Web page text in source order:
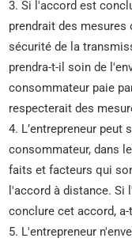
3. Si l'accord est
prendrait des
sécurité de la
prendra-t-il soin de
consommateur paie
respecterait des
4. L’entrepreneur peut
consommateur, dans
faits et facteurs qui
l'accord à distance. Si
conclure cet accord,
5. L'entrepreneur